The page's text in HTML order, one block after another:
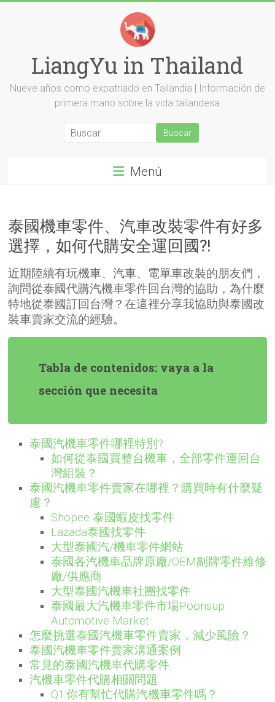
LiangYu in Thailand
Nueve años como expatriado en Tailandia | Información de
primera mano sobre la vida tailandesa
Menú
泰國機車零件、汽車改裝零件有好多
選擇，如何代購安全運回國?!
近期陸續有玩機車、汽車、電單車改裝的朋友們，
詢問從泰國代購汽機車零件回台灣的協助，為什麼
特地從泰國訂回台灣？在這裡分享我協助與泰國改
裝車賣家交流的經驗。
Tabla de contenidos: vaya a la
sección que necesita
泰國汽機車零件哪裡特別?
如何從泰國買整台機車，全部零件運回台
灣組裝？
泰國汽機車零件賣家在哪裡？購買時有什麼疑
慮？
Shopee 泰國蝦皮找零件
Lazada泰國找零件
大型泰國汽/機車零件網站
泰國各汽機車品牌原廠/OEM副牌零件維修
廠/供應商
大型泰國汽機車社團找零件
泰國最大汽機車零件市場Poonsup
Automotive Market
怎麼挑選泰國汽機車零件賣家，減少風險？
泰國汽機車零件賣家溝通案例
常見的泰國汽機車代購零件
汽機車零件代購相關問題
Q1:你有幫忙代購汽機車零件嗎？